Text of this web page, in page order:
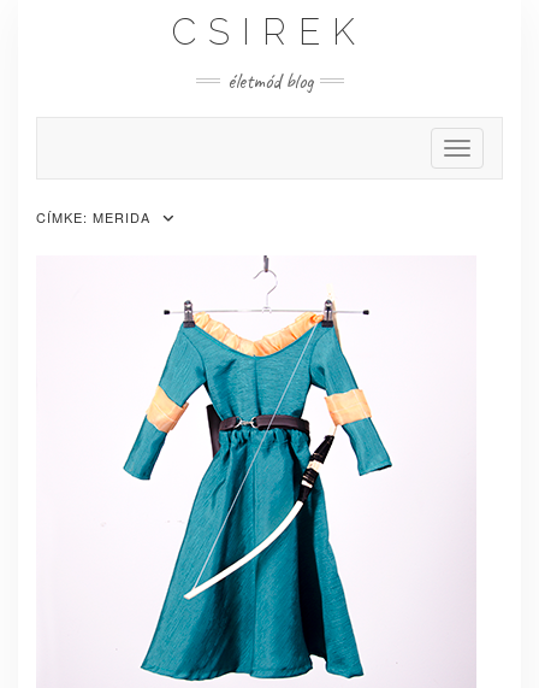
CSIREK
életmód blog
Toggle
CÍMKE: MERIDA